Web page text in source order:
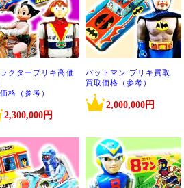
クターブリキ高価
格（参考）
2,300,000円
バットマン ブリキ買取
買取価格（参考）
2,000,000円